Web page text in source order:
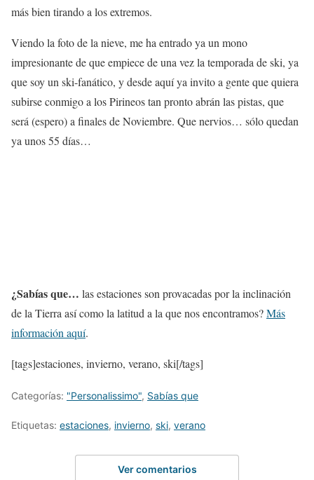
más bien tirando a los extremos.
Viendo la foto de la nieve, me ha entrado ya un mono
impresionante de que empiece de una vez la temporada de ski, ya
que soy un ski-fanático, y desde aquí ya invito a gente que quiera
subirse conmigo a los Pirineos tan pronto abrán las pistas, que
será (espero) a finales de Noviembre. Que nervios… sólo quedan
ya unos 55 días…
¿Sabías que… las estaciones son provacadas por la inclinación
de la Tierra así como la latitud a la que nos encontramos?Más
información aquí.
[tags]estaciones, invierno, verano, ski[/tags]
Categorías: "Personalissimo", Sabías que
Etiquetas: estaciones, invierno, ski, verano
Ver comentarios